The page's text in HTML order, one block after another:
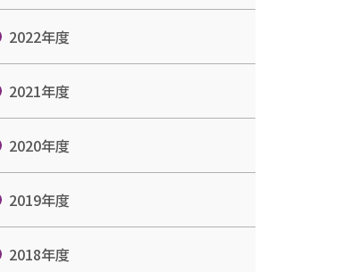
2022年度
2021年度
2020年度
2019年度
2018年度